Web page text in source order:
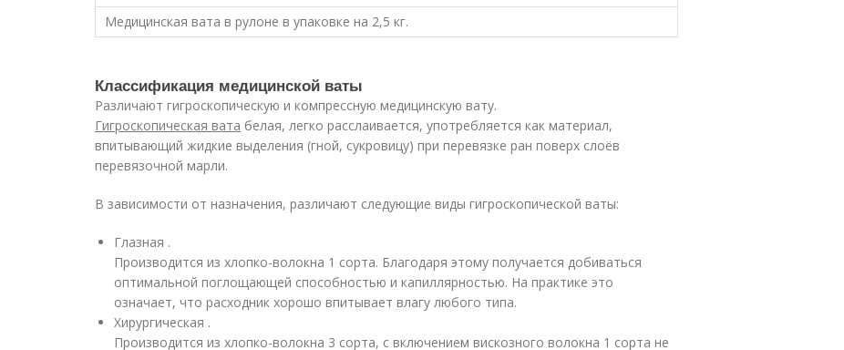
Медицинская вата в рулоне в упаковке на 2,5 кг.
Классификация медицинской ваты
Различают гигроскопическую и компрессную медицинскую вату.
Гигроскопическая вата белая, легко расслаивается, употребляется как материал,
впитывающий жидкие выделения (гной, сукровицу) при перевязке ран поверх слоёв
перевязочной марли.
В зависимости от назначения, различают следующие виды гигроскопической ваты:
Глазная .
Производится из хлопко-волокна 1 сорта. Благодаря этому получается добиваться
оптимальной поглощающей способностью и капиллярностью. На практике это
означает, что расходник хорошо впитывает влагу любого типа.
Хирургическая .
Производится из хлопко-волокна 3 сорта, с включением вискозного волокна 1 сорта не